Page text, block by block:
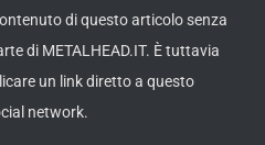
di questo articolo senza
di METALHEAD.IT. È tuttavia
un link diretto a questo
network.